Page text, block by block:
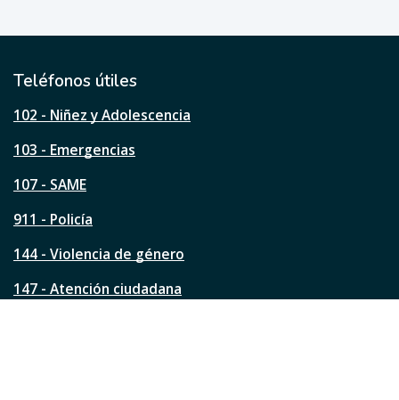
t
l
s
a
á
i
a
Teléfonos útiles
102 - Niñez y Adolescencia
103 - Emergencias
107 - SAME
911 - Policía
144 - Violencia de género
147 - Atención ciudadana